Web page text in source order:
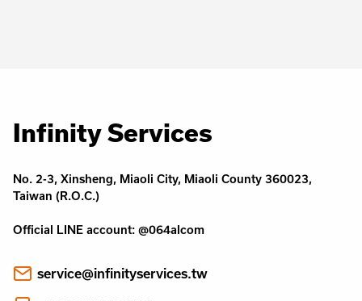
Infinity Services
No. 2-3, Xinsheng, Miaoli City, Miaoli County 360023,
Taiwan (R.O.C.)
Official LINE account: @064alcom
service@infinityservices.tw